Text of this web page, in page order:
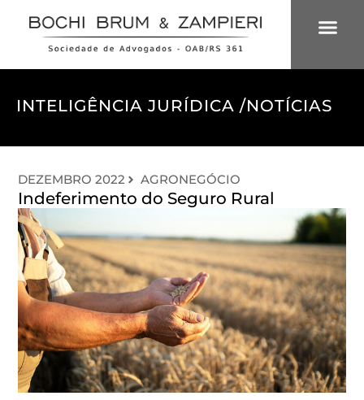
INTELIGÊNCIA JURÍDICA /NOTÍCIAS
DEZEMBRO 2022 AGRONEGÓCIO
Indeferimento do Seguro Rural